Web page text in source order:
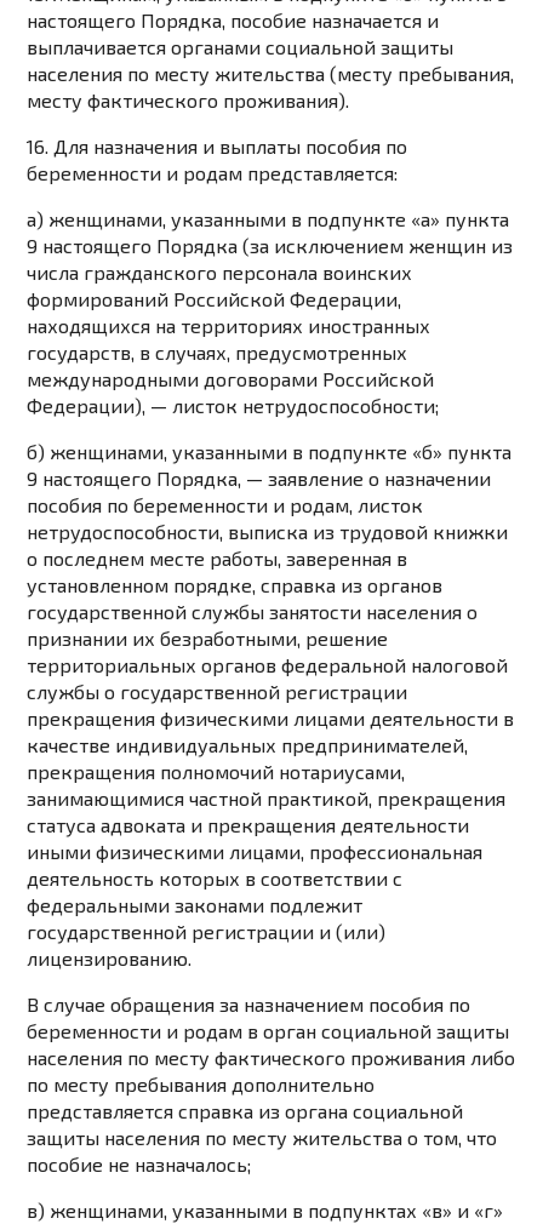
настоящего Порядка, пособие назначается и
выплачивается органами социальной защиты
населения по месту жительства (месту пребывания,
месту фактического проживания).
16. Для назначения и выплаты пособия по
беременности и родам представляется:
а) женщинами, указанными в подпункте «а» пункта
9 настоящего Порядка (за исключением женщин из
числа гражданского персонала воинских
формирований Российской Федерации,
находящихся на территориях иностранных
государств, в случаях, предусмотренных
международными договорами Российской
Федерации), — листок нетрудоспособности;
б) женщинами, указанными в подпункте «б» пункта
9 настоящего Порядка, — заявление о назначении
пособия по беременности и родам, листок
нетрудоспособности, выписка из трудовой книжки
о последнем месте работы, заверенная в
установленном порядке, справка из органов
государственной службы занятости населения о
признании их безработными, решение
территориальных органов федеральной налоговой
службы о государственной регистрации
прекращения физическими лицами деятельности в
качестве индивидуальных предпринимателей,
прекращения полномочий нотариусами,
занимающимися частной практикой, прекращения
статуса адвоката и прекращения деятельности
иными физическими лицами, профессиональная
деятельность которых в соответствии с
федеральными законами подлежит
государственной регистрации и (или)
лицензированию.
В случае обращения за назначением пособия по
беременности и родам в орган социальной защиты
населения по месту фактического проживания либо
по месту пребывания дополнительно
представляется справка из органа социальной
защиты населения по месту жительства о том, что
пособие не назначалось;
в) женщинами, указанными в подпунктах «в» и «г»